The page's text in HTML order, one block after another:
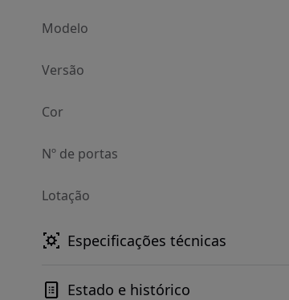
Modelo
Versão
Cor
Nº de portas
Lotação
Especificações técnicas
Estado e histórico